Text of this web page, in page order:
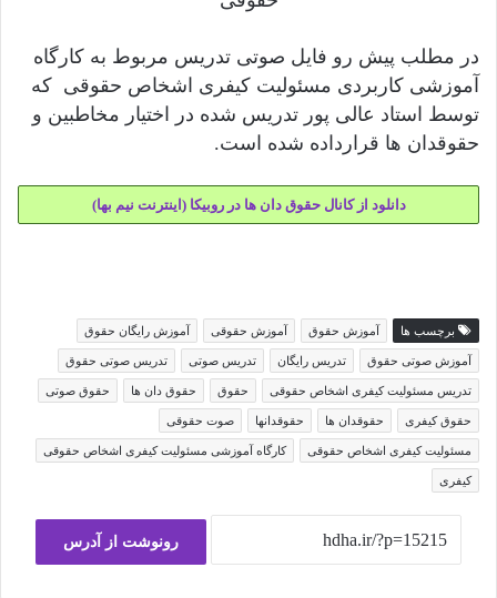
در مطلب پیش رو فایل صوتی تدریس مربوط به کارگاه
آموزشی کاربردی مسئولیت کیفری اشخاص حقوقی که
توسط استاد عالی پور تدریس شده در اختیار مخاطبین و
حقوقدان ها قرارداده شده است.
دانلود از کانال حقوق دان ها در روبیکا (اینترنت نیم بها)
برچسب ها آموزش حقوق آموزش حقوقی آموزش رایگان حقوق
آموزش صوتی حقوق تدریس رایگان تدریس صوتی تدریس صوتی حقوق
تدریس مسئولیت کیفری اشخاص حقوقی حقوق حقوق دان ها حقوق صوتی
حقوق کیفری حقوقدان ها حقوقدانها صوت حقوقی
مسئولیت کیفری اشخاص حقوقی کارگاه آموزشی مسئولیت کیفری اشخاص حقوقی
کیفری
رونوشت از آدرس